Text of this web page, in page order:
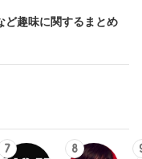
ど趣味に関するまとめ
7 8